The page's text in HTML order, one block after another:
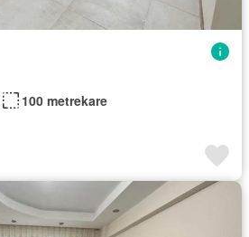
100 metrekare